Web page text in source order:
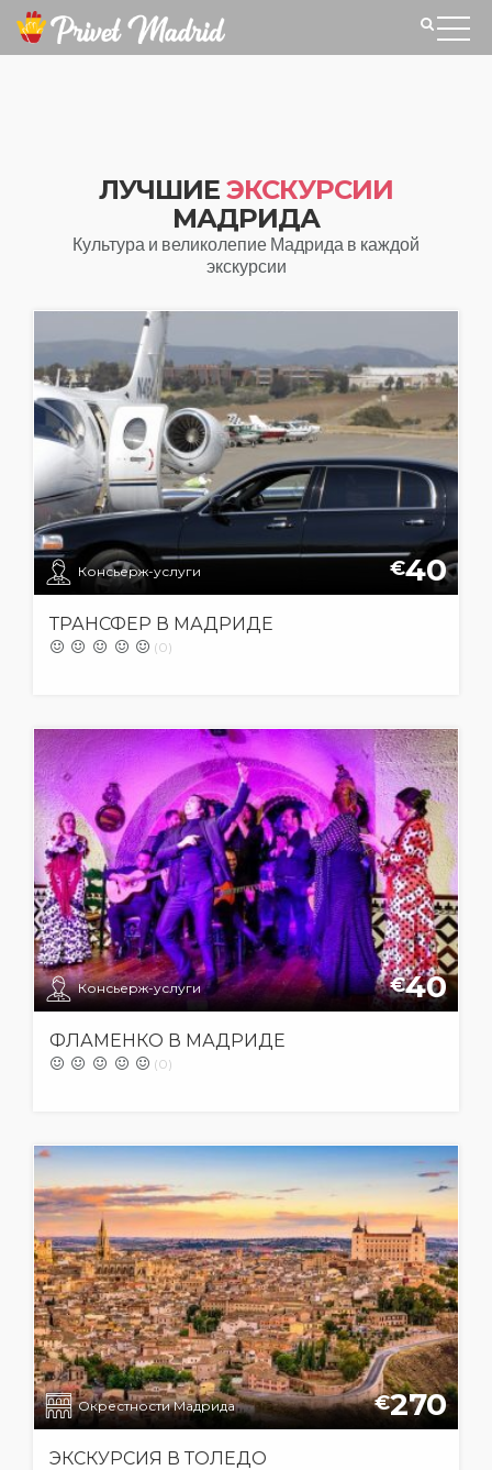
ЛУЧШИЕ ЭКСКУРСИИ
МАДРИДА
Культура и великолепие Мадрида в каждой
экскурсии
Консьерж-услуги €40
ТРАНСФЕР В МАДРИДЕ
(0)
Консьерж-услуги €40
ФЛАМЕНКО В МАДРИДЕ
(0)
Окрестности Мадрида €270
ЭКСКУРСИЯ В ТОЛЕДО